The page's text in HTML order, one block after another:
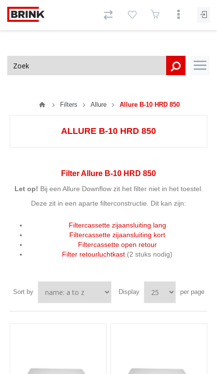
Filters Allure Allure B-10 HRD 850
ALLURE B-10 HRD 850
Filter Allure B-10 HRD 850
Let op! Bij een Allure Downflow zit het filter niet in het toestel.
Deze zit in een aparte filterconstructie. Dit kan zijn:
Filtercassette zijaansluiting lang
Filtercassette zijaansluiting kort
Filtercassette open retour
Filter retourluchtkast (2 stuks nodig)
Sort by Display per page